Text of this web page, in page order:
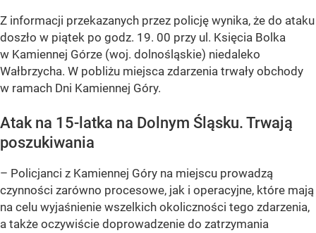
Z informacji przekazanych przez policję wynika, że do ataku
doszło w piątek po godz. 19. 00 przy ul. Księcia Bolka
w Kamiennej Górze (woj. dolnośląskie) niedaleko
Wałbrzycha. W pobliżu miejsca zdarzenia trwały obchody
w ramach Dni Kamiennej Góry.
Atak na 15-latka na Dolnym Śląsku. Trwają
poszukiwania
– Policjanci z Kamiennej Góry na miejscu prowadzą
czynności zarówno procesowe, jak i operacyjne, które mają
na celu wyjaśnienie wszelkich okoliczności tego zdarzenia,
a także oczywiście doprowadzenie do zatrzymania